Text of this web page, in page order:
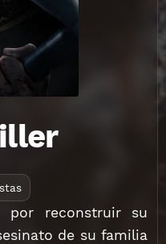
por reconstruir su
de su familia